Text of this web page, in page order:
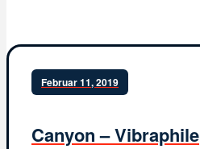
Februar 11, 2019
Canyon – Vibraphile